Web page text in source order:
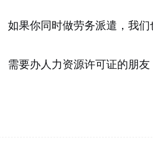
如果你同时做劳务派遣，我们
需要办人力资源许可证的朋友